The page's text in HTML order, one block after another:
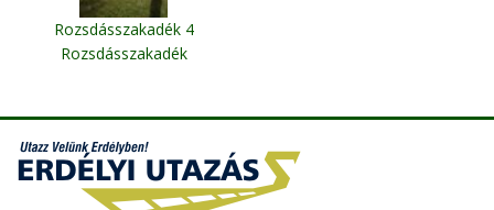
Rozsdásszakadék 4
Rozsdásszakadék